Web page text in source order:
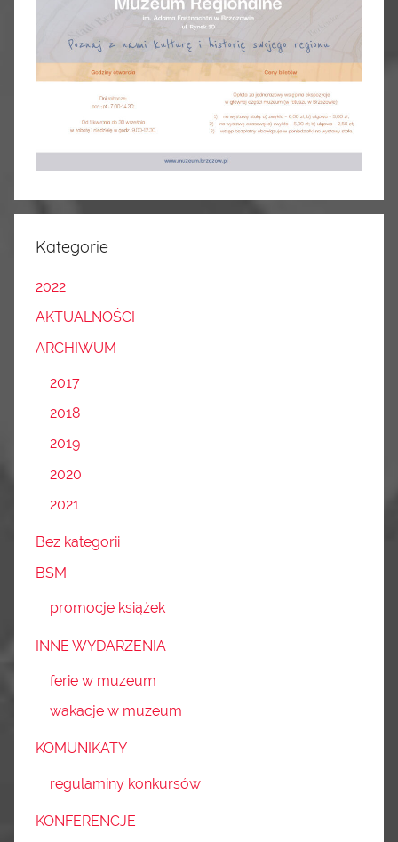
Kategorie
2022
AKTUALNOŚCI
ARCHIWUM
2017
2018
2019
2020
2021
Bez kategorii
BSM
promocje książek
INNE WYDARZENIA
ferie w muzeum
wakacje w muzeum
KOMUNIKATY
regulaminy konkursów
KONFERENCJE